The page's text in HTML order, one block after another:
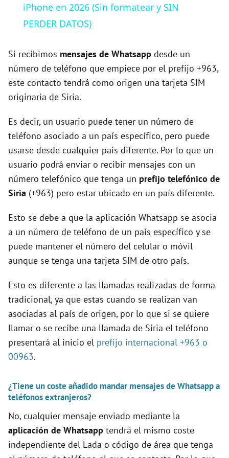
a
V
d
e
o
iPhone en 2026 (Sin formatear y SIN
PERDER DATOS)
Si recibimos mensajes de Whatsapp desde un
número de teléfono que empiece por el prefijo +963,
este contacto tendrá como origen una tarjeta SIM
originaria de Siria.
Es decir, un usuario puede tener un número de
teléfono asociado a un país específico, pero puede
usarse desde cualquier pais diferente. Por lo que un
usuario podrá enviar o recibir mensajes con un
número telefónico que tenga un prefijo telefónico de
Siria (+963) pero estar ubicado en un país diferente.
Esto se debe a que la aplicación Whatsapp se asocia
a un número de teléfono de un país específico y se
puede mantener el número del celular o móvil
aunque se tenga una tarjeta SIM de otro país.
Esto es diferente a las llamadas realizadas de forma
tradicional, ya que estas cuando se realizan van
asociadas al país de origen, por lo que si se quiere
llamar o se recibe una llamada de Siria el teléfono
presentará al inicio el prefijo internacional +963 o
00963.
¿Tiene un coste añadido mandar mensajes de Whatsapp a
teléfonos extranjeros?
No, cualquier mensaje enviado mediante la
aplicación de Whatsapp tendrá el mismo coste
independiente del Lada o código de área que tenga